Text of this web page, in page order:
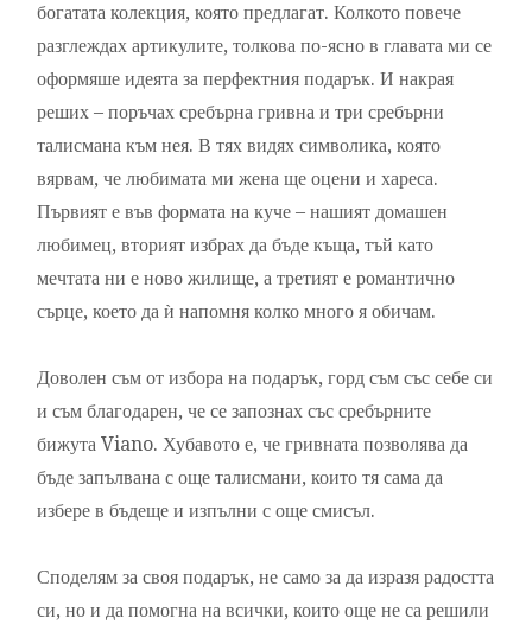
богатата колекция, която предлагат. Колкото повече
разглеждах артикулите, толкова по-ясно в главата ми се
оформяше идеята за перфектния подарък. И накрая
реших – поръчах сребърна гривна и три сребърни
талисмана към нея. В тях видях символика, която
вярвам, че любимата ми жена ще оцени и хареса.
Първият е във формата на куче – нашият домашен
любимец, вторият избрах да бъде къща, тъй като
мечтата ни е ново жилище, а третият е романтично
сърце, което да ѝ напомня колко много я обичам.
Доволен съм от избора на подарък, горд съм със себе си
и съм благодарен, че се запознах със сребърните
бижута Viano. Хубавото е, че гривната позволява да
бъде запълвана с още талисмани, които тя сама да
избере в бъдеще и изпълни с още смисъл.
Споделям за своя подарък, не само за да изразя радостта
си, но и да помогна на всички, които още не са решили